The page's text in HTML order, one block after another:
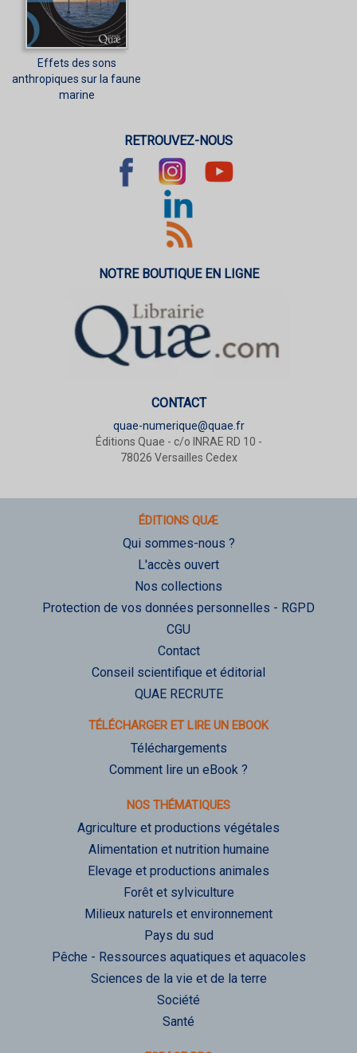
Effets des sons
anthropiques sur la faune
marine
RETROUVEZ-NOUS
NOTRE BOUTIQUE EN LIGNE
CONTACT
quae-numerique@quae.fr
Éditions Quae - c/o INRAE RD 10 -
78026 Versailles Cedex
ÉDITIONS QUÆ
Qui sommes-nous ?
L'accès ouvert
Nos collections
Protection de vos données personnelles - RGPD
CGU
Contact
Conseil scientifique et éditorial
QUAE RECRUTE
TÉLÉCHARGER ET LIRE UN EBOOK
Téléchargements
Comment lire un eBook ?
NOS THÉMATIQUES
Agriculture et productions végétales
Alimentation et nutrition humaine
Elevage et productions animales
Forêt et sylviculture
Milieux naturels et environnement
Pays du sud
Pêche - Ressources aquatiques et aquacoles
Sciences de la vie et de la terre
Société
Santé